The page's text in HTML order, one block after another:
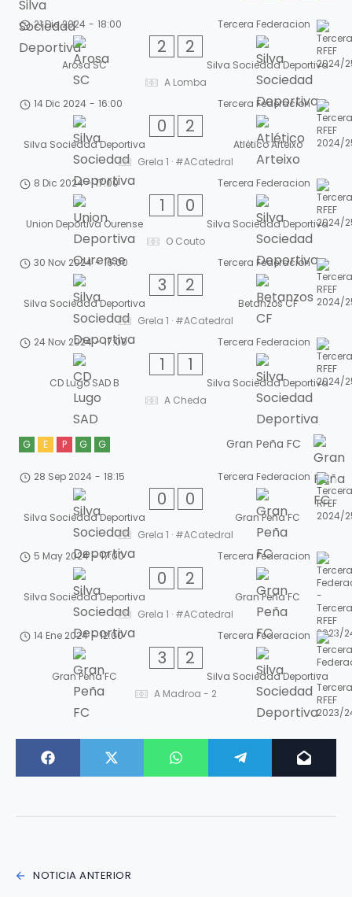
Tercera Federacion
21 Dic 2024 - 18:00
Arosa SC
2 2
Silva Sociedad Deportiva
A Lomba
Tercera Federacion
14 Dic 2024 - 16:00
Silva Sociedad Deportiva
0 2
Atlético Arteixo
Grela 1 · #ACatedral
Tercera Federacion
8 Dic 2024 - 17:00
Union Deportiva Ourense
1 0
Silva Sociedad Deportiva
O Couto
Tercera Federacion
30 Nov 2024 - 16:00
Silva Sociedad Deportiva
3 2
Betanzos CF
Grela 1 · #ACatedral
Tercera Federacion
24 Nov 2024 - 17:00
CD Lugo SAD B
1 1
Silva Sociedad Deportiva
A Cheda
Gran Peña FC
G E P G G
Tercera Federacion
28 Sep 2024 - 18:15
Silva Sociedad Deportiva
0 0
Gran Peña FC
Grela 1 · #ACatedral
Tercera Federacion
5 May 2024 - 17:00
Silva Sociedad Deportiva
0 2
Gran Peña FC
Grela 1 · #ACatedral
Tercera Federacion
14 Ene 2024 - 12:00
Gran Peña FC
3 2
Silva Sociedad Deportiva
A Madroa - 2
NOTICIA ANTERIOR